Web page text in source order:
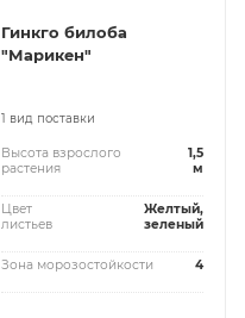
Гинкго билоба
"Марикен"
1 вид поставки
Высота взрослого
растения
1,5
м
Цвет
листьев
Желтый,
зеленый
Зона морозостойкости 4